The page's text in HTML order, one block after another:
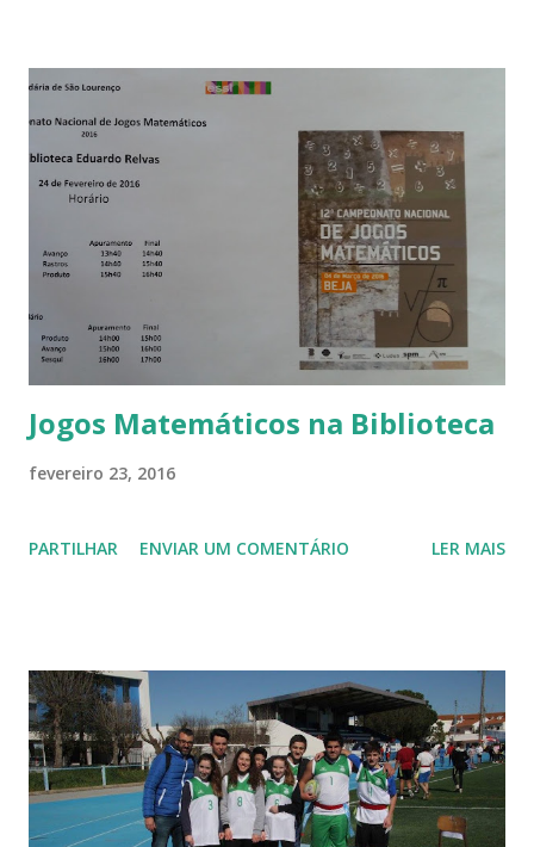
Jogos Matemáticos na Biblioteca
fevereiro 23, 2016
PARTILHAR ENVIAR UM COMENTÁRIO LER MAIS